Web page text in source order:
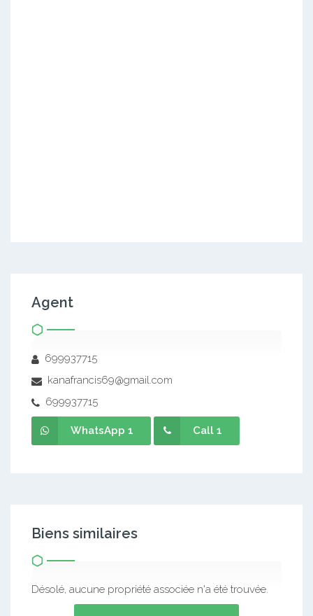
Agent
699937715
kanafrancis69@gmail.com
699937715
WhatsApp 1 Call 1
Biens similaires
Désolé, aucune propriété associée n'a été trouvée.